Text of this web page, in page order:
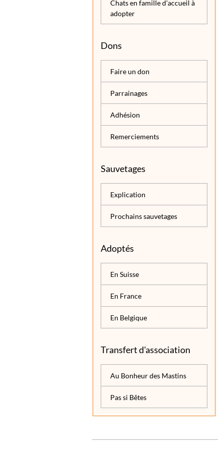
Chats en famille d'accueil à
adopter
Dons
Faire un don
Parrainages
Adhésion
Remerciements
Sauvetages
Explication
Prochains sauvetages
Adoptés
En Suisse
En France
En Belgique
Transfert d'association
Au Bonheur des Mastins
Pas si Bêtes